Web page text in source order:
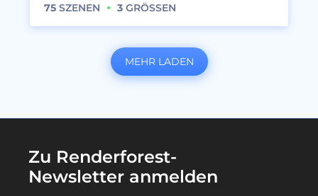
75 SZENEN 3 GRÖSSEN
MEHR LADEN
Zu Renderforest-
Newsletter anmelden